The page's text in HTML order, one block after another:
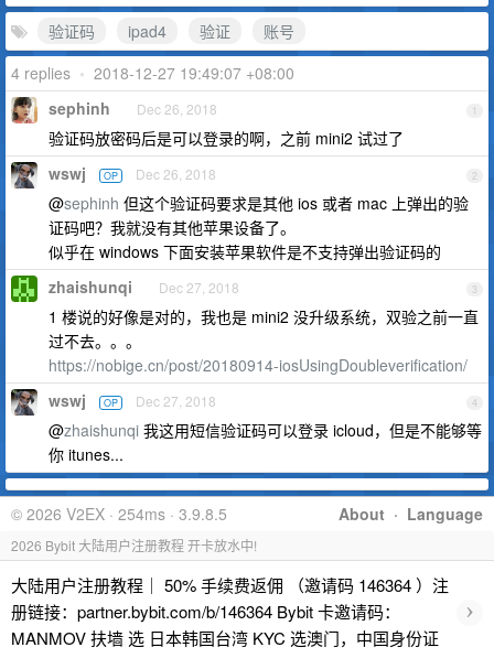
验证码
ipad4 验证
账号
4 replies • 2018-12-27 19:49:07 +08:00
1
sephinh Dec 26, 2018
验证码放密码后是可以登录的啊，之前 mini2 试过了
2
wswj OP Dec 26, 2018
@sephinh 但这个验证码要求是其他 ios 或者 mac 上弹出的验
证码吧？我就没有其他苹果设备了。
似乎在 windows 下面安装苹果软件是不支持弹出验证码的
3
zhaishunqi Dec 27, 2018
1 楼说的好像是对的，我也是 mini2 没升级系统，双验之前一直
过不去。。。
https://nobige.cn/post/20180914-iosUsingDoubleverification/
4
wswj OP Dec 27, 2018
@zhaishunqi 我这用短信验证码可以登录 icloud，但是不能够等
你 itunes...
About · Language
© 2026 V2EX · 254ms · 3.9.8.5
2026 Bybit 大陆用户注册教程 开卡放水中!
大陆用户注册教程｜ 50% 手续费返佣 （邀请码 146364 ）注
册链接：partner.bybit.com/b/146364 Bybit 卡邀请码：
MANMOV 扶墙 选 日本韩国台湾 KYC 选澳门，中国身份证
›